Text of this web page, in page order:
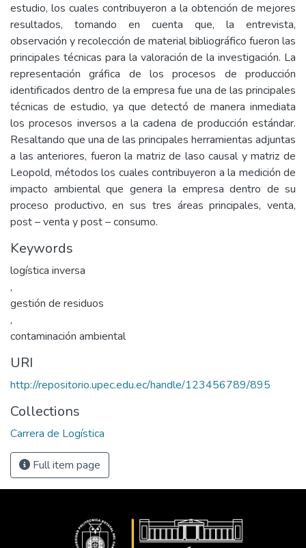
estudio, los cuales contribuyeron a la obtención de mejores
resultados, tomando en cuenta que, la entrevista,
observación y recolección de material bibliográfico fueron las
principales técnicas para la valoración de la investigación. La
representación gráfica de los procesos de producción
identificados dentro de la empresa fue una de las principales
técnicas de estudio, ya que detectó de manera inmediata
los procesos inversos a la cadena de producción estándar.
Resaltando que una de las principales herramientas adjuntas
a las anteriores, fueron la matriz de laso causal y matriz de
Leopold, métodos los cuales contribuyeron a la medición de
impacto ambiental que genera la empresa dentro de su
proceso productivo, en sus tres áreas principales, venta,
post – venta y post – consumo.
Keywords
logística inversa
,
gestión de residuos
,
contaminación ambiental
URI
http://repositorio.upec.edu.ec/handle/123456789/895
Collections
Carrera de Logística
Full item page